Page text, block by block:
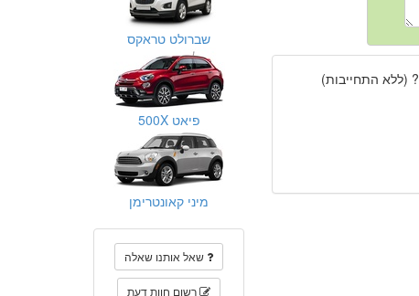
? (ללא התחייבות)
שברולט טראקס
פיאט 500X
מיני קאונטרימן
שאל אותנו שאלה
רשום חוות דעת